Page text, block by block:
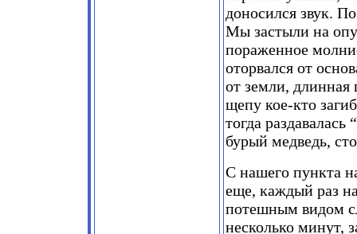
доносился звук.
Мы застыли на
пораженное
оторвался от
от земли,
щепу кое-кто
тогда
бурый медведь,
С нашего пункта
еще, каждый раз
потешным видом
несколько минут,